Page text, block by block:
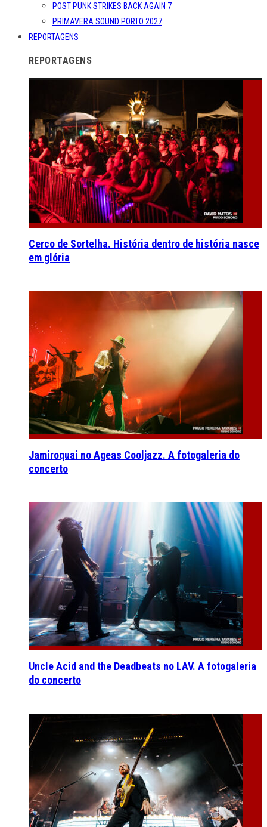
POST PUNK STRIKES BACK AGAIN 7
PRIMAVERA SOUND PORTO 2027
REPORTAGENS
REPORTAGENS
Cerco de Sortelha. História dentro de história nasce
em glória
Jamiroquai no Ageas Cooljazz. A fotogaleria do
concerto
Uncle Acid and the Deadbeats no LAV. A fotogaleria
do concerto